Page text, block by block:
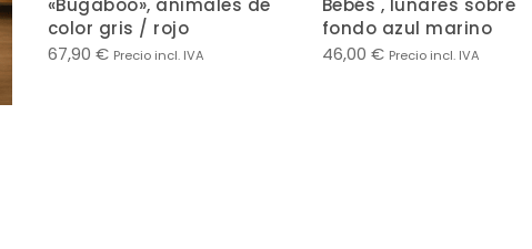
«Bugaboo», animales de
color gris / rojo
67,90 € Precio incl. IVA
Bebés , lunares sobre
fondo azul marino
46,00 € Precio incl. IVA